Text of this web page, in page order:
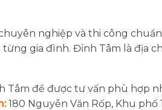
nghiệp và thi công
từng gia đình. Đỉnh Tâm là địa
Tâm để được tư vấn phù hợp
180 Nguyễn Văn Rốp, Khu phố